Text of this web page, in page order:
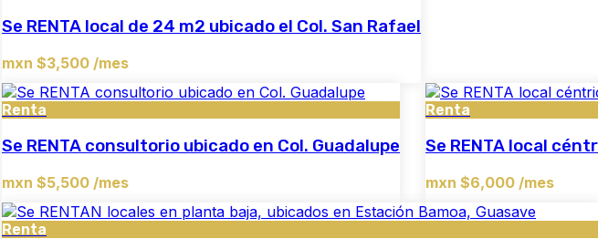
Se RENTA local de 24 m2 ubicado el Col. San Rafael
mxn $3,500 /mes
Renta
Se RENTA consultorio ubicado en Col. Guadalupe
mxn $5,500 /mes
Renta
Se RENTA local
mxn $6,000 /mes
Renta